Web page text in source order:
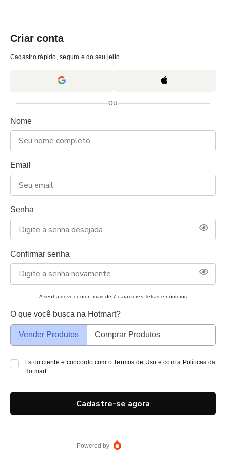
Criar conta
Cadastro rápido, seguro e do seu jeito.
ou
Nome
Email
Senha
Confirmar senha
A senha deve conter: mais de 7 caracteres, letras e números
O que você busca na Hotmart?
Vender Produtos Comprar Produtos
Estou ciente e concordo com oTermos de Uso e com a Políticas da
Hotmart.
Cadastre-se agora
Powered by